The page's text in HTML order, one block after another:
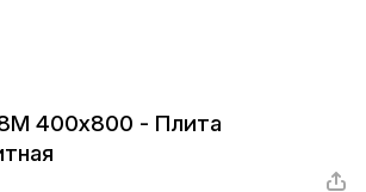
400х800 - Плита